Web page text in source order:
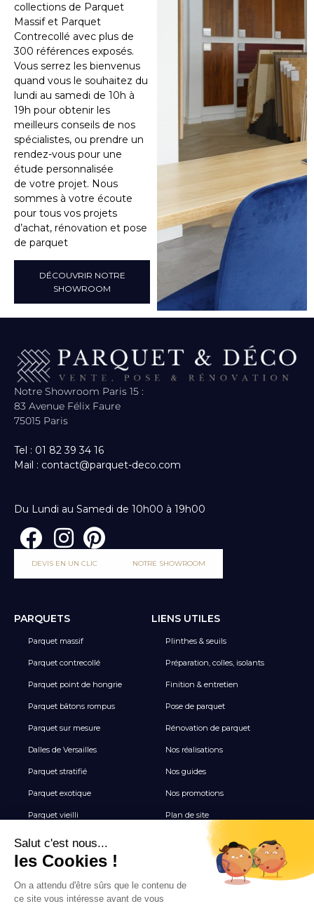
collections de Parquet
Massif et Parquet
Contrecollé avec plus de
300 références exposés.
Vous serrez les bienvenus
quand vous le souhaitez du
lundi au samedi de 10h à
19h pour obtenir les
meilleurs conseils de nos
spécialistes, ou prendre un
rendez-vous pour une
étude personnalisée
de votre projet. Nous
sommes à votre écoute
pour tous vos projets
d’achat, rénovation et pose
de parquet
DÉCOUVRIR NOTRE
SHOWROOM
Notre Showroom Paris 15 :
83 Avenue Félix Faure
75015 Paris
Tel : 01 82 39 34 16
Mail : contact@parquet-deco.com
Du Lundi au Samedi de 10h00 à 19h00
DEVIS EN UN CLIC NOTRE SHOWROOM
PARQUETS
Parquet massif
Parquet contrecollé
Parquet point de hongrie
Parquet bâtons rompus
Parquet sur mesure
Dalles de Versailles
Parquet stratifié
Parquet exotique
Parquet vieilli
Revêtement de sol vinyle
Terrasse
Tous les Carrelages
LIENS UTILES
Plinthes & seuils
Préparation, colles, isolants
Finition & entretien
Pose de parquet
Rénovation de parquet
Nos réalisations
Nos guides
Nos promotions
Plan de site
NEWSLETTER